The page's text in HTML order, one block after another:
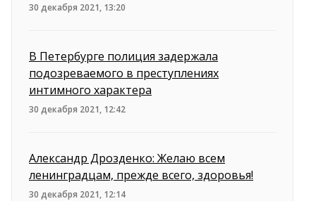
30 декабря 2021, 13:20
В Петербурге полиция задержала
подозреваемого в преступлениях
интимного характера
30 декабря 2021, 12:42
Александр Дрозденко: Желаю всем
ленинградцам, прежде всего, здоровья!
30 декабря 2021, 12:14